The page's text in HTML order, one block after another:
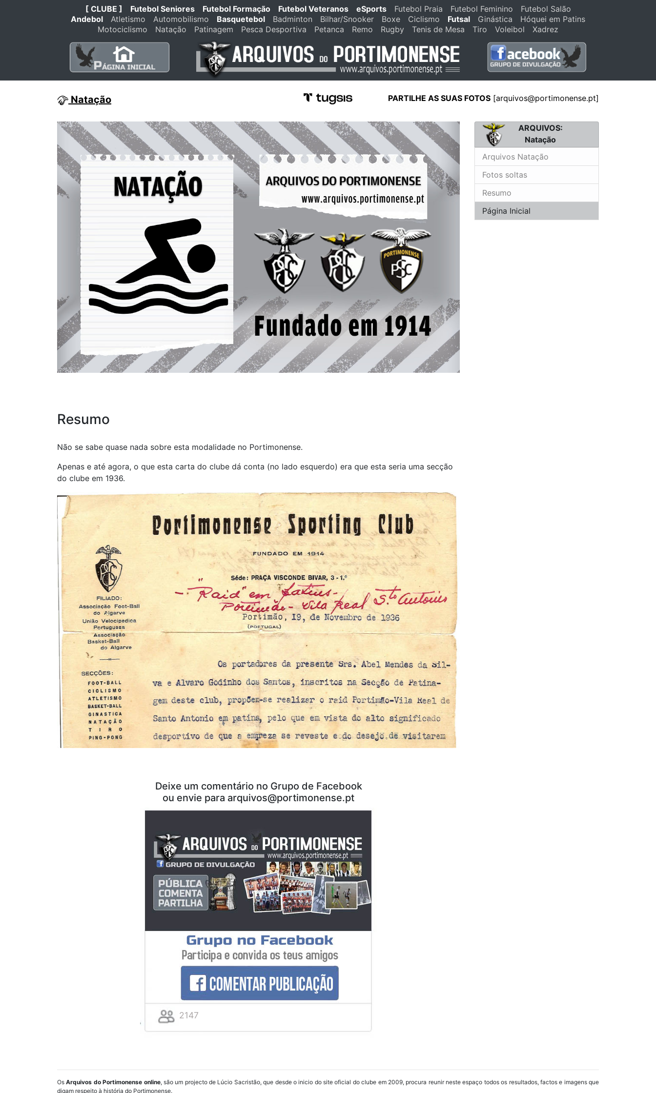
[ CLUBE ] Futebol Seniores Futebol Formação Futebol Veteranos eSports Futebol Praia Futebol Feminino
Futebol Salão
Andebol
Atletismo Automobilismo Basquetebol Badminton Bilhar/Snooker Boxe Ciclismo Futsal Ginástica
Hóquei em Patins
Motociclismo
Natação Patinagem Pesca Desportiva Petanca Remo Rugby Tenis de Mesa Tiro Voleibol Xadrez
Natação PARTILHE AS SUAS FOTOS [arquivos@portimonense.pt]
Resumo
Não se sabe quase nada sobre esta modalidade no Portimonense.
Apenas e até agora, o que esta carta do clube dá conta (no lado esquerdo) era que esta seria uma secção
do clube em 1936.
Deixe um comentário no Grupo de Facebook
ou envie para arquivos@portimonense.pt
2147
ARQUIVOS:
Natação
Arquivos Natação
Fotos soltas
Resumo
Página Inicial
OsArquivos do Portimonense online, são um projecto de Lúcio Sacristão, que desde o inicio do site oficial do clube em 2009, procura reunir neste espaço todos os resultados, factos e imagens que
digam respeito à história do Portimonense.